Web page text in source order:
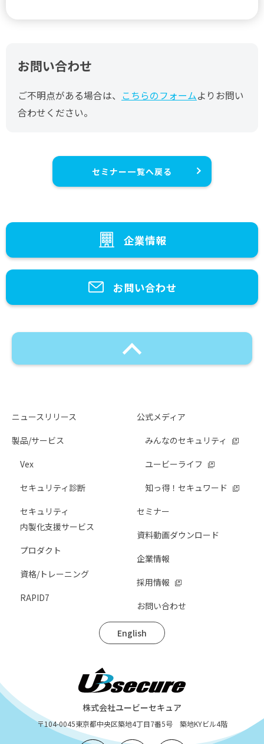
お問い合わせ
ご不明点がある場合は、 こちらのフォームよりお問い
合わせください。
セミナー一覧へ戻る
企業情報
お問い合わせ
ニュースリリース
製品/サービス
Vex
セキュリティ診断
セキュリティ
内製化支援サービス
プロダクト
資格/トレーニング
RAPID7
公式メディア
みんなのセキュリティ
ユービーライフ
知っ得！セキュワード
セミナー
資料動画ダウンロード
企業情報
採用情報
お問い合わせ
English
株式会社ユービーセキュア
〒104-0045東京都中央区築地4丁目7番5号 築地KYビル4階